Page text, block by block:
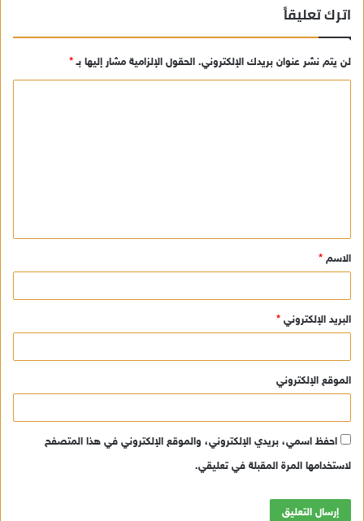
اترك تعليقاً
لن يتم نشر عنوان بريدك الإلكتروني. الحقول الإلزامية مشار إليها بـ*
ق
*
الاسم *
البريد الإلكتروني *
الموقع الإلكتروني
احفظ اسمي، بريدي الإلكتروني، والموقع الإلكتروني في هذا المتصفح
لاستخدامها المرة المقبلة في تعليقي.